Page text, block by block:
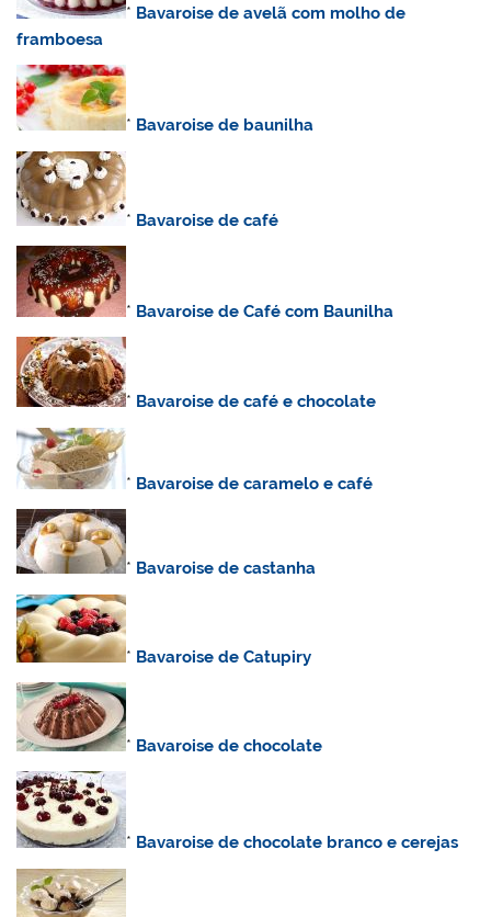
* Bavaroise de avelã com molho de
framboesa
* Bavaroise de baunilha
* Bavaroise de café
* Bavaroise de Café com Baunilha
* Bavaroise de café e chocolate
* Bavaroise de caramelo e café
* Bavaroise de castanha
* Bavaroise de Catupiry
* Bavaroise de chocolate
* Bavaroise de chocolate branco e cerejas